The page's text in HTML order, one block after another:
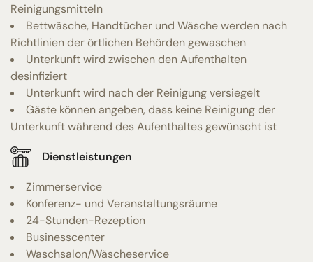
Reinigungsmitteln
Bettwäsche, Handtücher und Wäsche werden nach
Richtlinien der örtlichen Behörden gewaschen
Unterkunft wird zwischen den Aufenthalten
desinfiziert
Unterkunft wird nach der Reinigung versiegelt
Gäste können angeben, dass keine Reinigung der
Unterkunft während des Aufenthaltes gewünscht ist
Dienstleistungen
Zimmerservice
Konferenz- und Veranstaltungsräume
24-Stunden-Rezeption
Businesscenter
Waschsalon/Wäscheservice